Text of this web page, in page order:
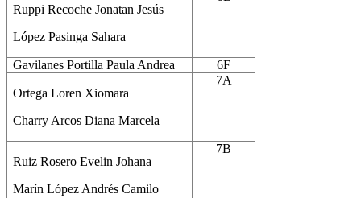
Ruppi Recoche Jonatan Jesús
López Pasinga Sahara
Gavilanes Portilla Paula Andrea 6F
Ortega Loren Xiomara
Charry Arcos Diana Marcela
7A
Ruiz Rosero Evelin Johana
Marín López Andrés Camilo
7B